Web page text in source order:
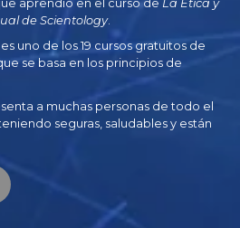
aprendió en el curso de La Ética y
de Scientology.
es uno de los 19 cursos gratuitos de
se basa en los principios de
a muchas personas de todo el
seguras, saludables y están